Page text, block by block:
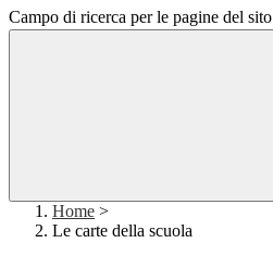
Campo di ricerca per le pagine del sito
Home >
Le carte della scuola